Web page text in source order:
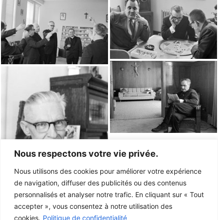
Nous respectons votre vie privée.
Nous utilisons des cookies pour améliorer votre expérience
de navigation, diffuser des publicités ou des contenus
personnalisés et analyser notre trafic. En cliquant sur « Tout
accepter », vous consentez à notre utilisation des
cookies. Politique de confidentialité